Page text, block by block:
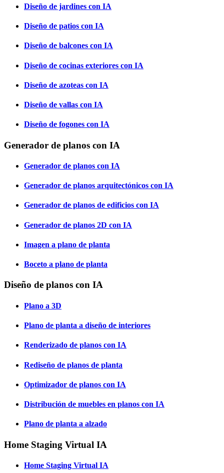
Diseño de jardines con IA
Diseño de patios con IA
Diseño de balcones con IA
Diseño de cocinas exteriores con IA
Diseño de azoteas con IA
Diseño de vallas con IA
Diseño de fogones con IA
Generador de planos con IA
Generador de planos con IA
Generador de planos arquitectónicos con IA
Generador de planos de edificios con IA
Generador de planos 2D con IA
Imagen a plano de planta
Boceto a plano de planta
Diseño de planos con IA
Plano a 3D
Plano de planta a diseño de interiores
Renderizado de planos con IA
Rediseño de planos de planta
Optimizador de planos con IA
Distribución de muebles en planos con IA
Plano de planta a alzado
Home Staging Virtual IA
Home Staging Virtual IA